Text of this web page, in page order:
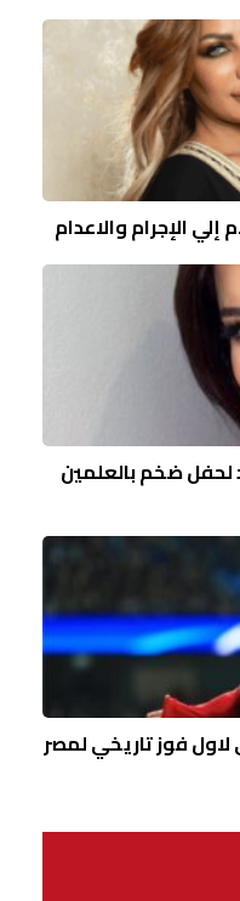
الإجرام والاعدام
ضخم بالعلمين
فوز تاريخي لمصر